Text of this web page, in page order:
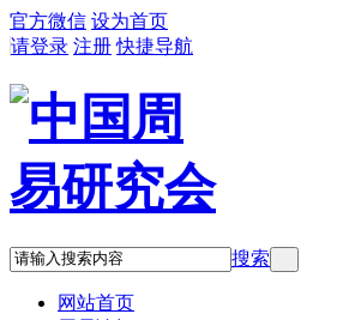
官方微信 设为首页
请登录 注册 快捷导航
搜索
网站首页